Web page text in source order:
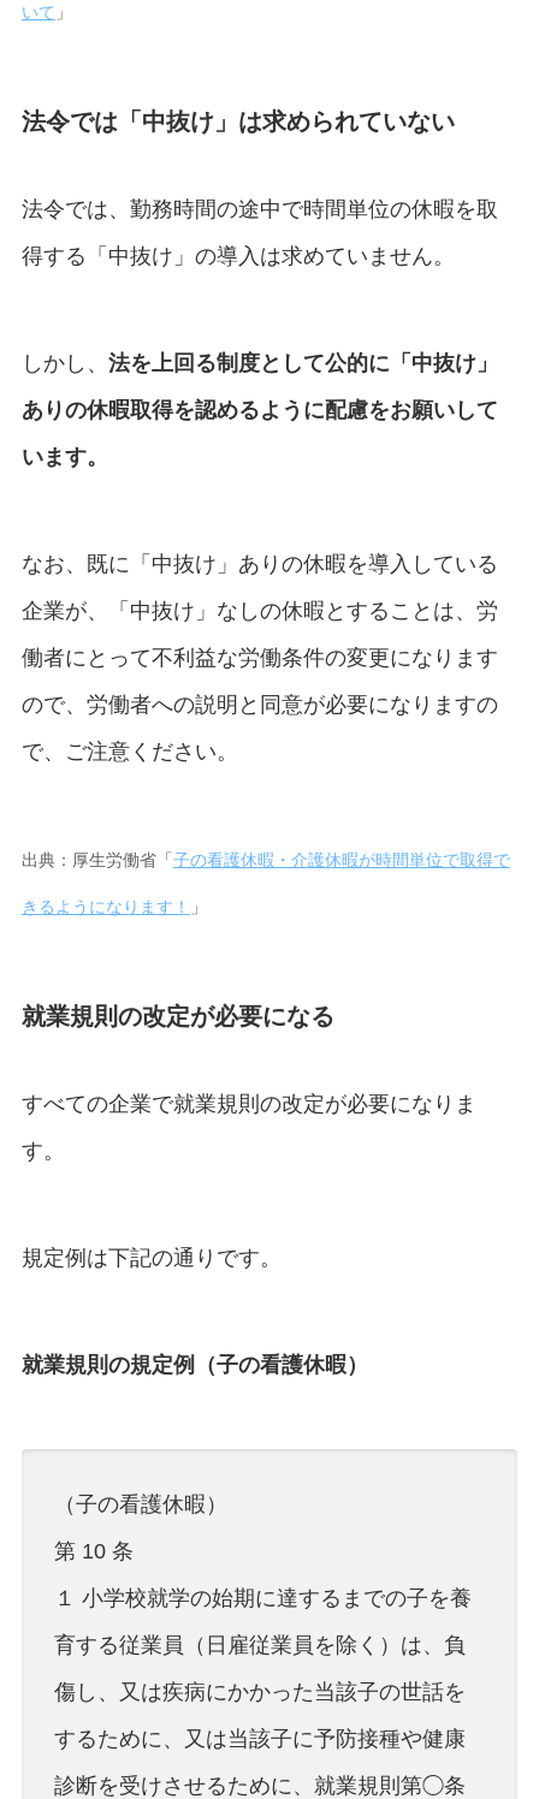
いて 」
法令では「中抜け」は求められていない
法令では、勤務時間の途中で時間単位の休暇を取
得する「中抜け」の導入は求めていません。
しかし、 法を上回る制度として公的に 「中抜け」
ありの休暇取得を認めるように配慮をお願いして
います。
なお、既に「中抜け」ありの休暇を導⼊している
企業が、「中抜け」なしの休暇とすることは、労
働者にとって不利益な労働条件の変更になります
ので、労働者への説明と同意が必要になりますの
で、ご注意ください。
出典：厚生労働省「 ⼦の看護休暇・介護休暇が時間単位で取得で
きるようになります！ 」
就業規則の改定が必要になる
すべての企業で就業規則の改定が必要になりま
す。
規定例は下記の通りです。
就業規則の規定例（子の看護休暇）
（子の看護休暇）
第 10 条
１ 小学校就学の始期に達するまでの子を養
育する従業員（日雇従業員を除く）は、負
傷し、又は疾病にかかった当該子の世話を
するために、又は当該子に予防接種や健康
診断を受けさせるために、就業規則第◯条